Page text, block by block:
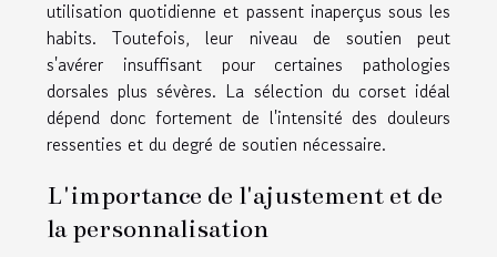
utilisation quotidienne et passent inaperçus sous les
habits. Toutefois, leur niveau de soutien peut
s'avérer insuffisant pour certaines pathologies
dorsales plus sévères. La sélection du corset idéal
dépend donc fortement de l'intensité des douleurs
ressenties et du degré de soutien nécessaire.
L'importance de l'ajustement et de
la personnalisation